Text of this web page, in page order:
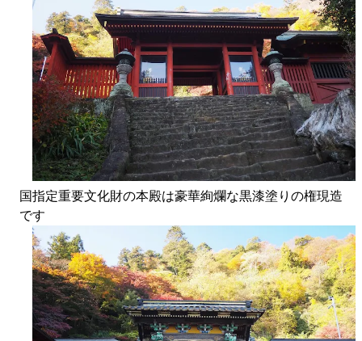
国指定重要文化財の本殿は豪華絢爛な黒漆塗りの権現造
です